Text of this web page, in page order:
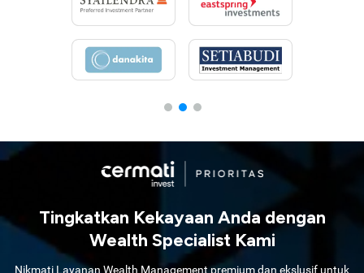
Tingkatkan Kekayaan Anda dengan
Wealth Specialist Kami
Nikmati Layanan Wealth Management premium dan ekslusif untuk